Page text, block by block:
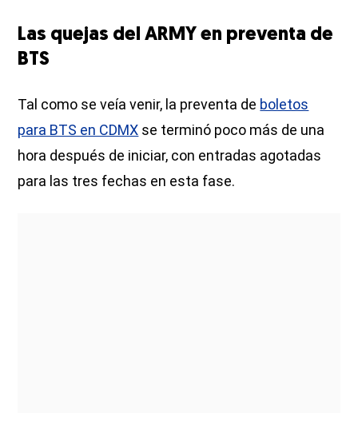
Las quejas del ARMY en preventa de
BTS
Tal como se veía venir, la preventa de boletos
para BTS en CDMX se terminó poco más de una
hora después de iniciar, con entradas agotadas
para las tres fechas en esta fase.